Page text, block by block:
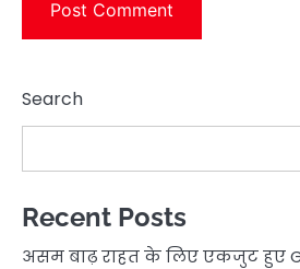
Search
Recent Posts
असम बाढ़ राहत के लिए एकजुट हुए